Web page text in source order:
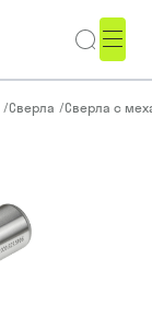
/Сверла /Сверла с